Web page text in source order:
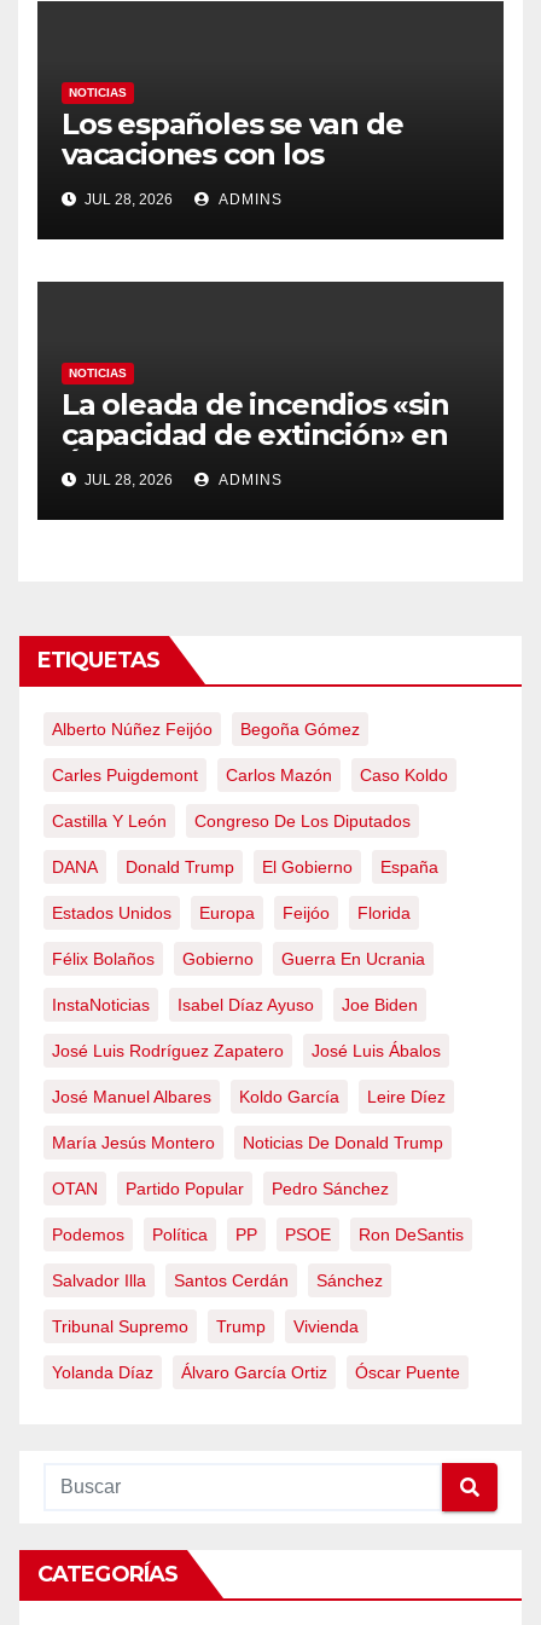
NOTICIAS
Los españoles se van de
vacaciones con los
carburantes hasta un 21%
más caros que el año pasado
y los hoteles disparados
JUL 28, 2026 ADMINS
NOTICIAS
La oleada de incendios «sin
capacidad de extinción» en
Ávila y al oeste de Madrid
obliga a declarar la
emergencia nacional
JUL 28, 2026 ADMINS
ETIQUETAS
Alberto Núñez Feijóo Begoña Gómez
Carles Puigdemont Carlos Mazón Caso Koldo
Castilla Y León Congreso De Los Diputados
DANA Donald Trump El Gobierno España
Estados Unidos Europa Feijóo Florida
Félix Bolaños Gobierno Guerra En Ucrania
InstaNoticias Isabel Díaz Ayuso Joe Biden
José Luis Rodríguez Zapatero José Luis Ábalos
José Manuel Albares Koldo García Leire Díez
María Jesús Montero Noticias De Donald Trump
OTAN Partido Popular Pedro Sánchez
Podemos Política PP PSOE Ron DeSantis
Salvador Illa Santos Cerdán Sánchez
Tribunal Supremo Trump Vivienda
Yolanda Díaz Álvaro García Ortiz Óscar Puente
CATEGORÍAS